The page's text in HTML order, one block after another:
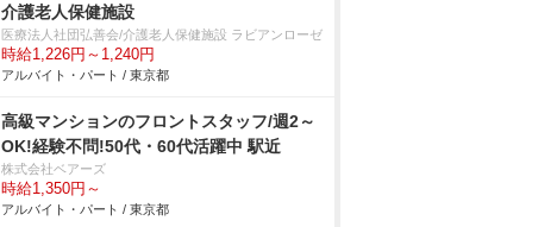
介護老人保健施設
医療法人社団弘善会/介護老人保健施設 ラビアンローゼ
時給1,226円～1,240円
アルバイト・パート / 東京都
高級マンションのフロントスタッフ/週2～
OK!経験不問!50代・60代活躍中 駅近
株式会社ベアーズ
時給1,350円～
アルバイト・パート / 東京都